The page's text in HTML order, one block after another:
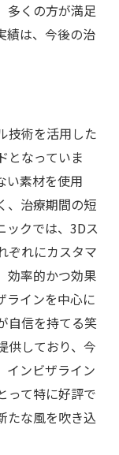
多くの方が満足
績は、今後の治
技術を活用した
となっていま
い素材を使用
、治療期間の短
ックでは、3Dス
ぞれにカスタマ
効率的かつ効果
ラインを中心に
自信を持てる笑
供しており、今
インビザライン
って特に好評で
たな風を吹き込